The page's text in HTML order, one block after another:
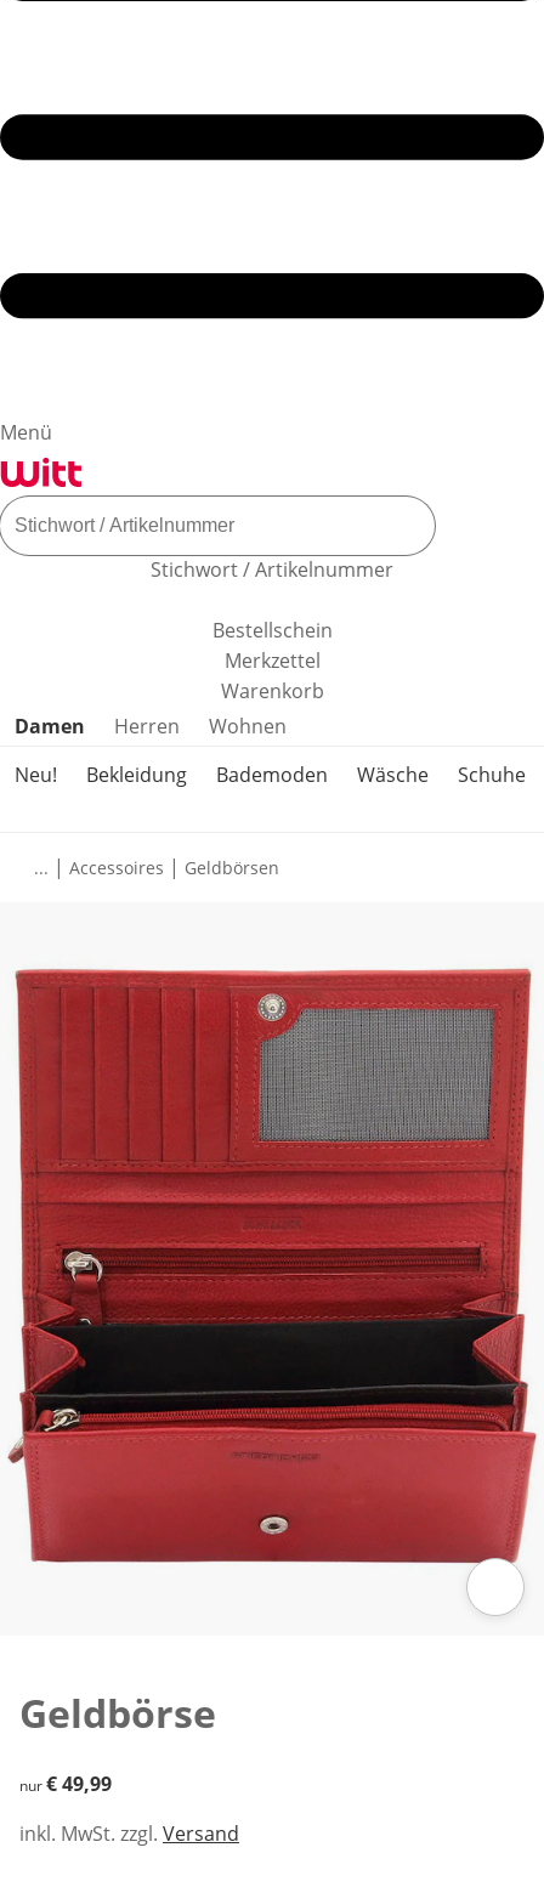
Menü
Stichwort / Artikelnummer
Bestellschein
Merkzettel
Warenkorb
Produktkategorien überspringen
Damen Herren
Wohnen
Neu!
Bekleidung Bademoden Wäsche Schuhe
... | Accessoires | Geldbörsen
Geldbörse
€ 49,99
nur€ 49,99
inkl. MwSt. zzgl. Versand